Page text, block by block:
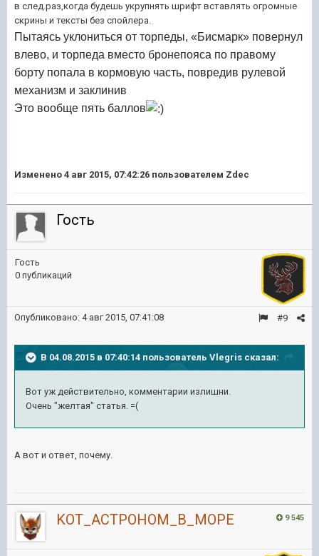
в след.раз,когда будешь укрупнять шрифт вставлять огромные
скрины и тексты без спойлера.
Пытаясь уклониться от торпеды, «Бисмарк» повернул
влево, и торпеда вместо бронепояса по правому
борту попала в кормовую часть, повредив рулевой
механизм и заклинив
Это вообще пять баллов
Изменено 4 авг 2015, 07:42:26 пользователем Zdec
Гость
Гость
0 публикаций
#9
Опубликовано: 4 авг 2015, 07:41:08
В 04.08.2015 в 07:40:14 пользователь Vlegris сказал:
Вот уж действительно, комментарии излишни.
Очень "желтая" статья. =(
А вот и ответ, почему.
9 545
KOT_ACTPOHOM_B_MOPE